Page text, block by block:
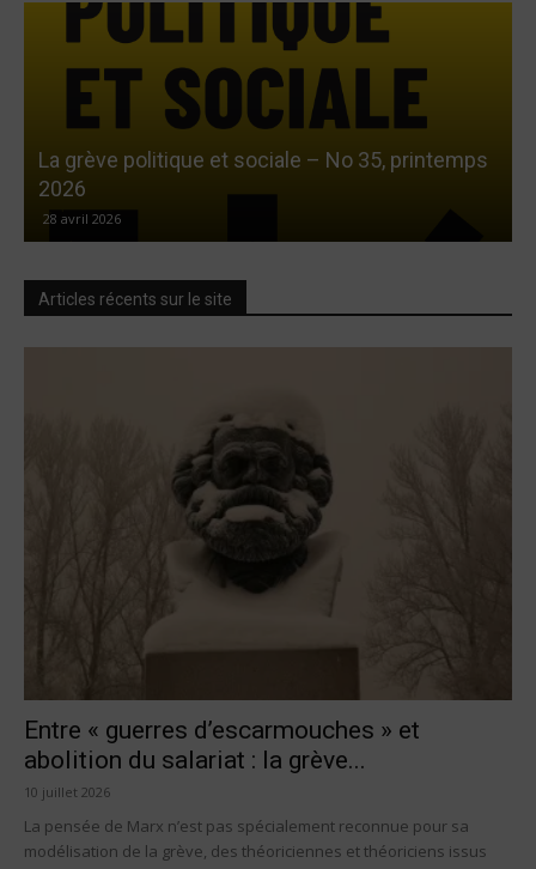
La grève politique et sociale – No 35, printemps
2026
28 avril 2026
Articles récents sur le site
Entre « guerres d’escarmouches » et
abolition du salariat : la grève...
10 juillet 2026
La pensée de Marx n’est pas spécialement reconnue pour sa
modélisation de la grève, des théoriciennes et théoriciens issus